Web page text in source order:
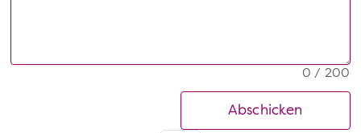
0 / 200
Abschicken